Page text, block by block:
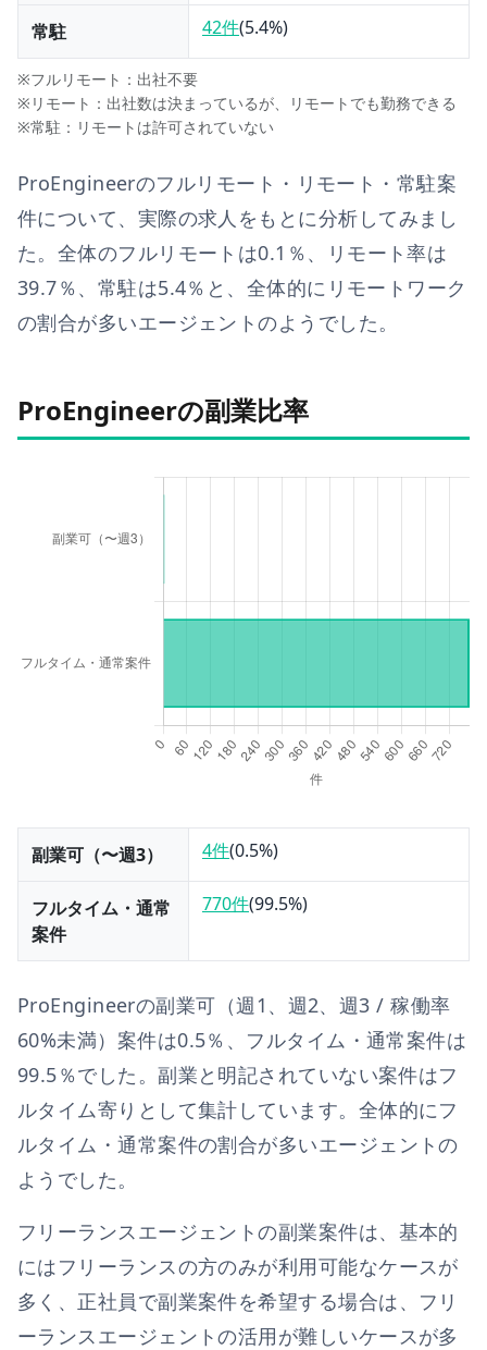
常駐 42件(5.4%)
※フルリモート：出社不要
※リモート：出社数は決まっているが、リモートでも勤務できる
※常駐：リモートは許可されていない
ProEngineerのフルリモート・リモート・常駐案
件について、実際の求人をもとに分析してみまし
た。全体のフルリモートは0.1 ％、リモート率は
39.7％、常駐は5.4％と、 全体的にリモートワーク
の割合が多いエージェントのようでした。
ProEngineerの副業比率
副業可（〜週3） 4件(0.5%)
フルタイム・通常
案件
770件(99.5%)
ProEngineerの副業可（週1、週2、週3 / 稼働率
60%未満）案件は0.5％、フルタイム・通常案件は
99.5％でした。副業と明記されていない案件はフ
ルタイム寄りとして集計しています。 全体的にフ
ルタイム・通常案件の割合が多いエージェントの
ようでした。
フリーランスエージェントの副業案件は、基本的
にはフリーランスの方のみが利用可能なケースが
多く、正社員で副業案件を希望する場合は、フリ
ーランスエージェントの活用が難しいケースが多